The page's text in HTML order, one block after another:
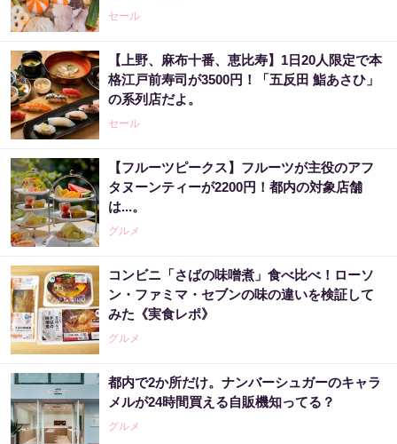
セール
【上野、麻布十番、恵比寿】1日20人限定で本
格江戸前寿司が3500円！「五反田 鮨あさひ」
の系列店だよ。
セール
【フルーツピークス】フルーツが主役のアフ
タヌーンティーが2200円！都内の対象店舗
は...。
グルメ
コンビニ「さばの味噌煮」食べ比べ！ローソ
ン・ファミマ・セブンの味の違いを検証して
みた《実食レポ》
グルメ
都内で2か所だけ。ナンバーシュガーのキャラ
メルが24時間買える自販機知ってる？
グルメ